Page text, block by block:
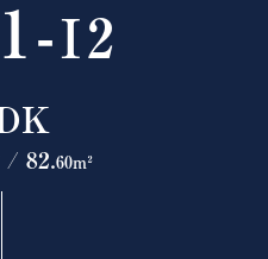
I2
/ 82.60m²